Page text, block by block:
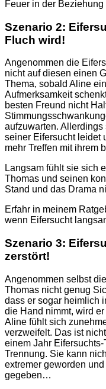
Feuer in der
Szenario 2:
Fluch wird!
Angenommen die
nicht auf diesen einen
Thema, sobald Aline
Aufmerksamkeit
besten Freund nicht
aufzuwarten.
seiner Eifersucht leidet
mehr Treffen mit ihrem
Langsam fühlt sie sich
Thomas und seinen
Stand und das Drama
Erfahr in meinem
wenn Eifersucht
Szenario 3:
zerstört!
Angenommen selbst
Thomas nicht genug
dass er sogar heimlich
die Hand nimmt, wird
Aline fühlt sich
verzweifelt. Das ist
einem Jahr
Trennung. Sie kann
extremer geworden
gegeben…